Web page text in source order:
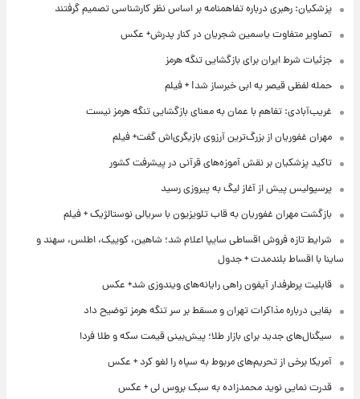
پزشکیان: رهبری درباره تفاهمنامه بر اساس نظر کارشناسی تصمیم گرفتند
تصاویر متفاوت یاسمین شجریان در کنار پدرش+ عکس
جزئیات شرط ایران برای بازگشایی تنگه هرمز
حمله لفظی قیصر به ابی خبرساز شد! + فیلم
غریب‌آبادی: تفاهم با عمان به معنای بازگشایی تنگه هرمز نیست
مهران غفوریان از بزرگ‌ترین آرزوی بازیگری‌اش گفت+ فیلم
تاکید پزشکیان بر نقش آموزه‌های قرآنی در پیشرفت کشور
پرسپولیس پیش از آغاز لیگ به پیروزی رسید
بازگشت مهران غفوریان به قاب تلویزیون با سریالی نوستالژیک + فیلم
شرایط تازه فروش اقساطی سایپا اعلام شد؛ شاهین، کوییک، اطلس، سهند و
ساینا با اقساط بلندمدت + جدول
قابلیت پرطرفدار آیفون راهی رایانه‌های ویندوزی شد+ عکس
بقایی درباره مذاکرات تهران و مسقط بر سر تنگه هرمز توضیح داد
سیگنال‌های جدید برای بازار طلا؛ پیش‌بینی قیمت سکه و طلا فردا
آمریکا برخی از تحریم‌های مربوط به سپاه را لغو کرد + عکس
قدرت نمایی نوید محمدزاده به سبک بروس لی + عکس